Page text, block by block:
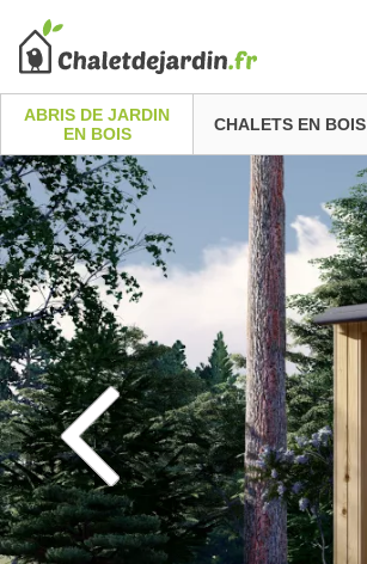
ABRIS DE JARDIN
EN BOIS
CHALETS EN BOIS